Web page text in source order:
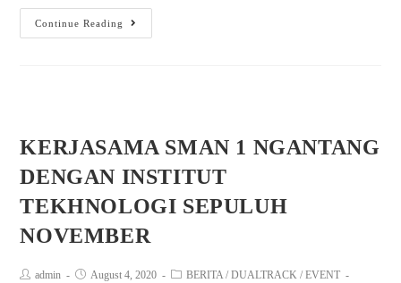
Continue Reading
KERJASAMA SMAN 1 NGANTANG
DENGAN INSTITUT
TEKHNOLOGI SEPULUH
NOVEMBER
admin August 4, 2020 BERITA / DUALTRACK / EVENT